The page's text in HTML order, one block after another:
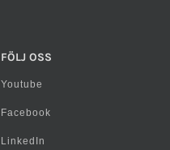
FÖLJ OSS
Youtube
Facebook
LinkedIn